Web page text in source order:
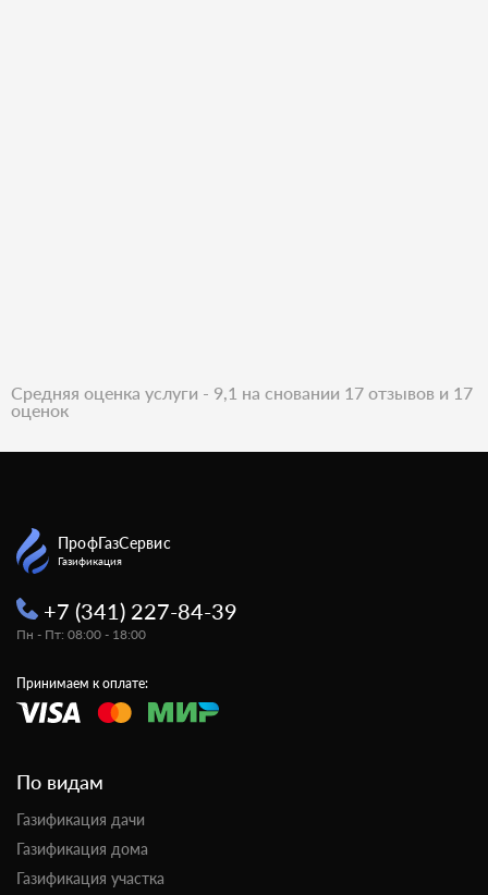
Средняя оценка услуги - 9,1 на сновании 17 отзывов и 17
оценок
ПрофГазСервис
Газификация
+7 (341) 227-84-39
Пн - Пт: 08:00 - 18:00
Принимаем к оплате:
По видам
Газификация дачи
Газификация дома
Газификация участка